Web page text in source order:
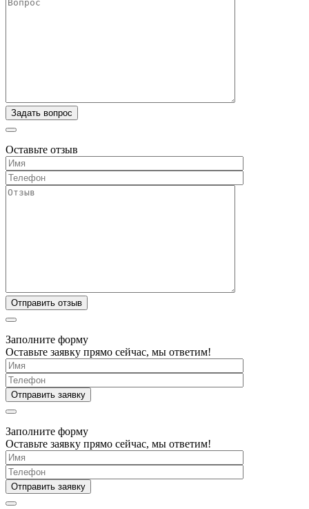
Оставьте отзыв
Заполните форму
Оставьте заявку прямо сейчас, мы ответим!
Заполните форму
Оставьте заявку прямо сейчас, мы ответим!